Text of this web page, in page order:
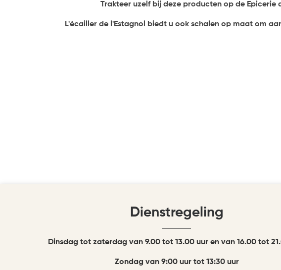
Trakteer uzelf bij deze producten op de Epicerie
L'écailler de l'Estagnol biedt u ook schalen op maat om
Dienstregeling
Dinsdag tot zaterdag van 9.00 tot 13.00 uur en van 16.00 tot
Zondag van 9:00 uur tot 13:30 uur